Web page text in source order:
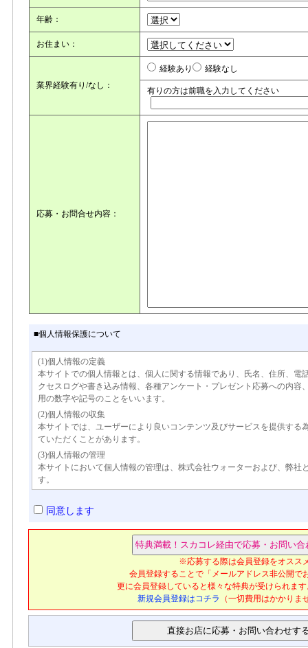
年齢：
お住まい：
業界経験有り/なし：
経験あり 経験なし
有りの方は前職を入力してください
応募・お問合せ内容：
■個人情報保護について
(1)個人情報の定義
本サイトでの個人情報とは、個人に関する情報であり、氏名、住所、電
クセスログや書き込み情報、各種アンケート・プレゼント応募への内容
用の数字や記号のことをいいます。
(2)個人情報の収集
本サイトでは、ユーザーにより良いコンテンツ及びサービスを提供する
ていただくことがあります。
(3)個人情報の管理
本サイトにおいて個人情報の管理は、株式会社ウォーターおよび、弊社
す。
本サイトでは、広告主に対しサイトへのアクセス数・アンケートなどの
ーの事前の承諾なく個人情報を第三者に提供することの無いよう義務付
外の目的で許可なく利用することはありません。
本サイトでは、弊社および機密保持契約を結んだ協力企業以外に、ユ
たしません。ただし、以下のような場合は、当該ユーザーの事前の同
1.裁判所、検察庁、警察、弁護士会、消費者センターまたはこれらに準
同意します
※応募する際は会員登録をオスス
会員登録することで「メールアドレス非公開で
更に会員登録していると様々な特典が受けられま
新規会員登録はコチラ
（一切費用はかかり